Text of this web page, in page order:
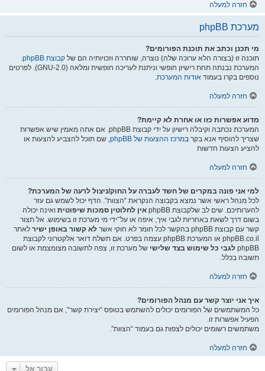
חזרה למעלה
מערכת phpBB
מי תכנן וכתב את תוכנת הפורומים?
תוכנה זו (בצורה הלא ערוכה שלה) נוצרה, שוחררה וזכויותיה הם של קבוצת phpBB
.
המערכת נבנתה תחת רישיון חופשי וניתנת לעריכה חופשית ומלאה (GNU-2.0). לפרטים
נוספים בקרו בעמוד אודות המערכת.
חזרה למעלה
מדוע אפשרות כזו או אחרת לא קיימת?
המערכת נכתבה וקיבלה רישיון על ידי קבוצת phpBB. אם אתה מאמין שיש אפשרות
שצריך להוסיף אנא בקר במרכז ההצעות של phpBB
, שם תוכל להצביע להצעות או
להציע הצעות חדשות
חזרה למעלה
למי אני פונה במקרים של חשד לעברה על החוק/ניצול לרעה של המערכת?
לכל מנהל ראשי אשר נמצא בקבוצה הנקראת “הצוות”. הדף יכול לשמש גם עזר
להערותיכם. שים לב שלקבוצת phpBB
אין לחלוטין סמכות שיפוטית ואינה יכולה
בשום דרך לשאת באחריות לגבי איך, איפה או על־ידי מי מערכת זו בשימוש. אל תצור
קשר עם קבוצת phpBB בהקשר לכל חומר לא חוקי אשר
לא קשור באופן ישיר לאתר
phpBB.co.il או המערכת phpBB עצמה בפרט. אם תשלח דואר אלקטרוני לקבוצת
phpBB לגבי כל שימוש בצד שלישי של מערכת זו, צפה לתשובה מצומצמת או לשום
תשובה בכלל.
חזרה למעלה
איך אני יוצר קשר עם מנהל הפורומים?
כל המשתמשים של הפורומים יכולים להשתמש בטופס “יצירת קשר”, אם מנהל הפורומים
הפעיל אפשרות זו.
משתמשים רשומים יכולים לצפות גם בעמוד “הצוות”.
חזרה למעלה
עבור אל